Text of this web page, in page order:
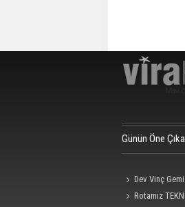
Günün Öne
Dev Vinç
Rotamız